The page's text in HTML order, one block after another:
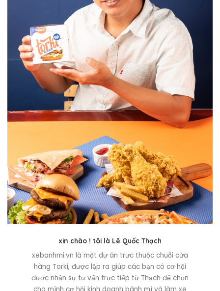
xin chào ! tôi là Lê Quốc Thạch
xebanhmi.vn là một dự án trực thuộc chuỗi cửa
hàng Torki, được lập ra giúp các bạn có cơ hội
được nhận sự tư vấn trực tiếp từ Thạch để chọn